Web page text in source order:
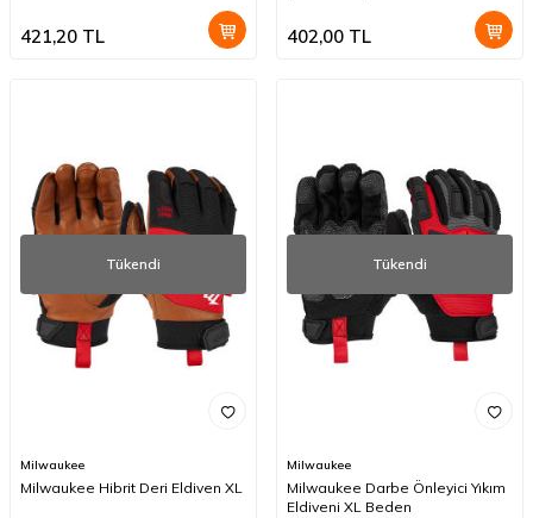
421,20 TL 402,00 TL
Tükendi
Milwaukee
Milwaukee Hibrit Deri Eldiven XL
Tükendi
Milwaukee
Milwaukee Darbe Önleyici Yıkım
Eldiveni XL Beden